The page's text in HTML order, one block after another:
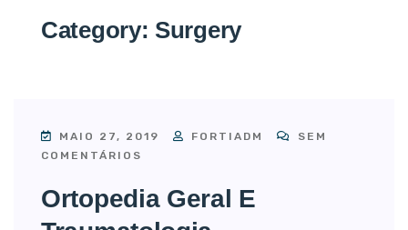
Category: Surgery
MAIO 27, 2019 FORTIADM
SEM
COMENTÁRIOS
Ortopedia Geral E